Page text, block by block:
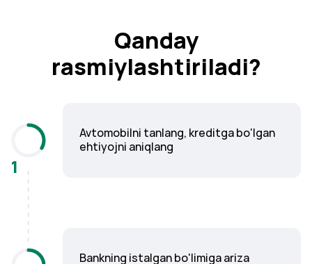
Qanday
rasmiylashtiriladi?
1
Avtomobilni tanlang, kreditga bo'lgan
ehtiyojni aniqlang
Bankning istalgan bo'limiga ariza